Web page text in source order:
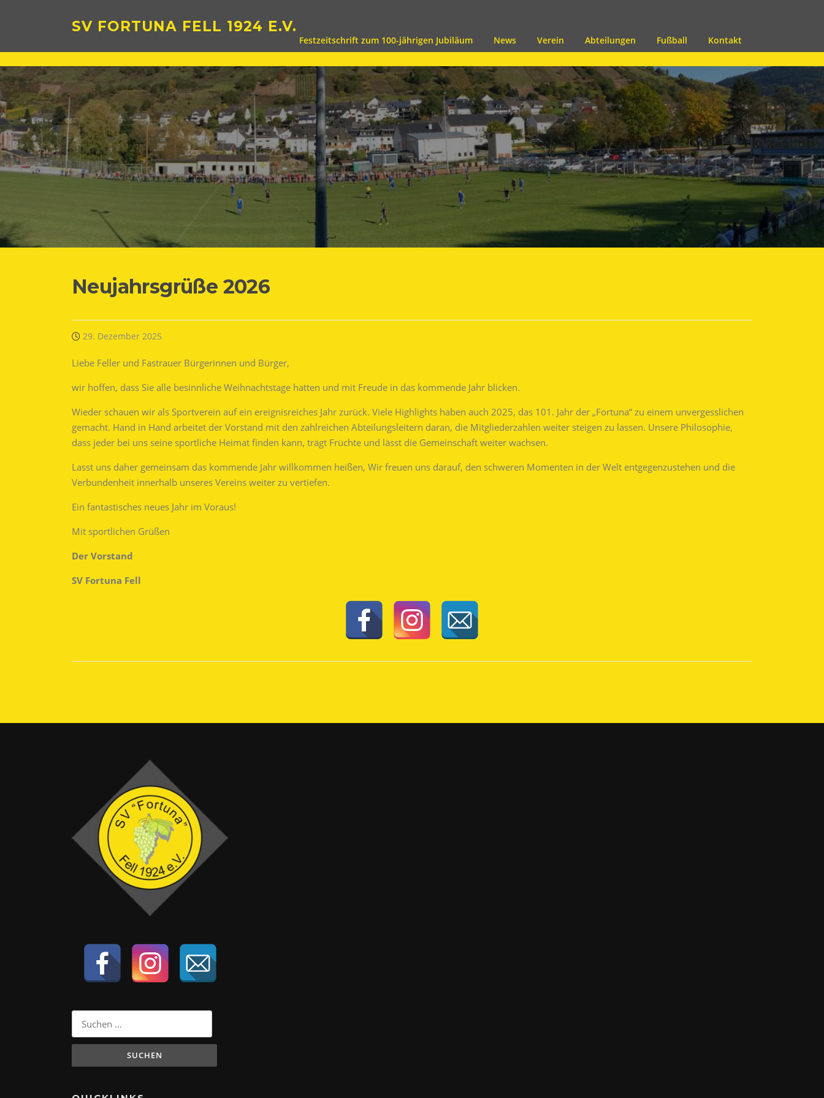
SV FORTUNA FELL 1924 E.V.
Festzeitschrift zum 100-jährigen Jubiläum News Verein Abteilungen Fußball Kontakt
Neujahrsgrüße 2026
29. Dezember 2025
Liebe Feller und Fastrauer Bürgerinnen und Bürger,
wir hoffen, dass Sie alle besinnliche Weihnachtstage hatten und mit Freude in das kommende Jahr blicken.
Wieder schauen wir als Sportverein auf ein ereignisreiches Jahr zurück. Viele Highlights haben auch 2025, das 101. Jahr der „Fortuna“ zu einem unvergesslichen
gemacht. Hand in Hand arbeitet der Vorstand mit den zahlreichen Abteilungsleitern daran, die Mitgliederzahlen weiter steigen zu lassen. Unsere Philosophie,
dass jeder bei uns seine sportliche Heimat finden kann, trägt Früchte und lässt die Gemeinschaft weiter wachsen.
Lasst uns daher gemeinsam das kommende Jahr willkommen heißen, Wir freuen uns darauf, den schweren Momenten in der Welt entgegenzustehen und die
Verbundenheit innerhalb unseres Vereins weiter zu vertiefen.
Ein fantastisches neues Jahr im Voraus!
Mit sportlichen Grüßen
Der Vorstand
SV Fortuna Fell
nach: